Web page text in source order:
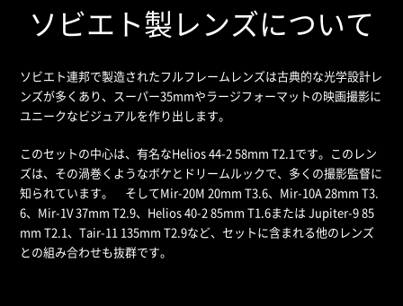
ソビエト製レンズについて
ソビエト連邦で製造されたフルフレームレンズは古典的な光学設計レ
ンズが多くあり、スーパー35mmやラージフォーマットの映画撮影に
ユニークなビジュアルを作り出します。
このセットの中心は、有名なHelios 44-2 58mm T2.1です。このレン
ズは、その渦巻くようなボケとドリームルックで、多くの撮影監督に
知られています。 そしてMir-20M 20mm T3.6、Mir-10A 28mm T3.
6、Mir-1V 37mm T2.9、Helios 40-2 85mm T1.6または Jupiter-9 85
mm T2.1、Tair-11 135mm T2.9など、セットに含まれる他のレンズ
との組み合わせも抜群です。